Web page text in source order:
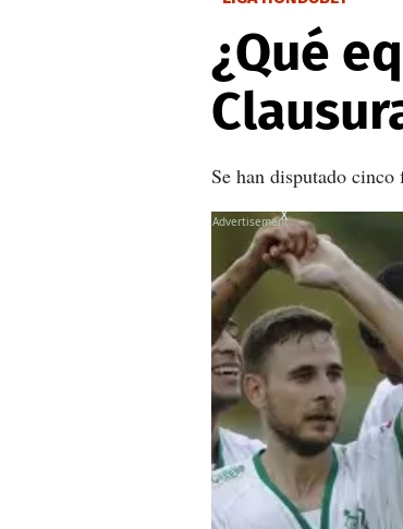
¿Qué
Se han disputado
X